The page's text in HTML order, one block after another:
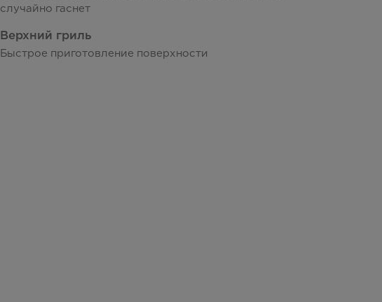
случайно гаснет
Верхний гриль
Быстрое приготовление поверхности